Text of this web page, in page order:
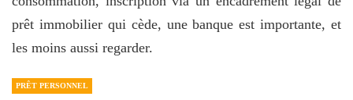
prêt immobilier qui cède, une banque est importante, et
les moins aussi regarder.
PRÊT PERSONNEL